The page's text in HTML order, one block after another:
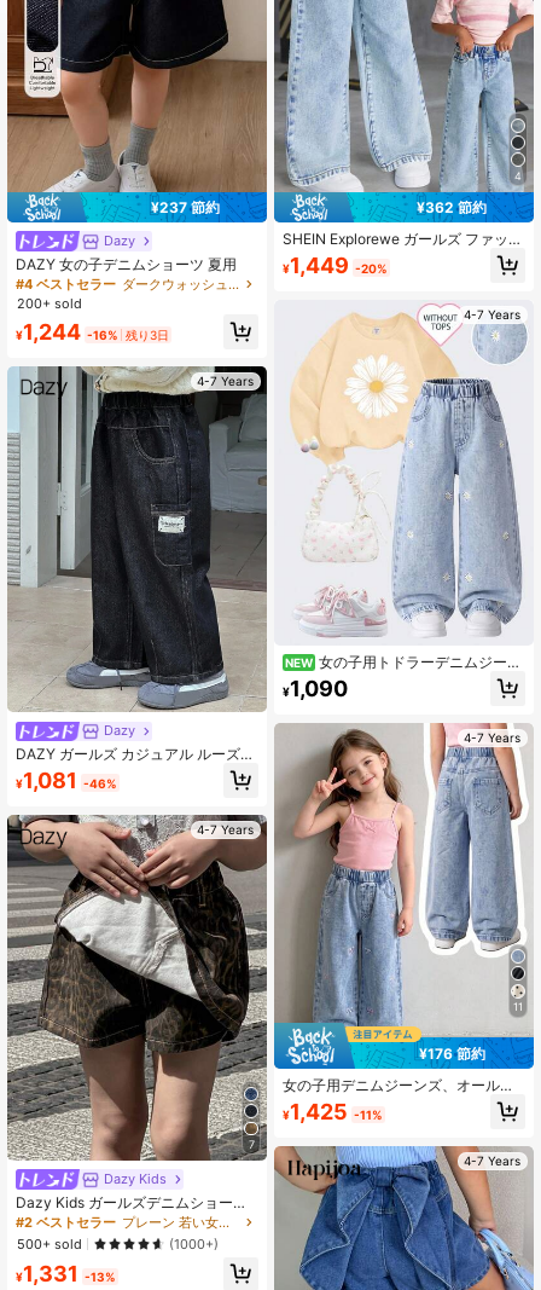
4.89
¥237 節約
Dazy
DAZY 女の子デニムショーツ 夏用
#4 ベストセラー
ダークウォッシュ ヤングガールズデニム
200+ sold
¥1,244 -16% 残り3日
4-7 Years
Dazy
DAZY ガールズ カジュアル ルーズ
ワイドレッグ 多用途 ジーンズ バギ
ーパンツ
¥1,081 -46%
4-7 Years
7
Dazy Kids
Dazy Kids ガールズデニムショー
ツ、ガールズサマー
#2 ベストセラー
プレーン 若い女の子のデニムショートパンツ
500+ sold
(1000+)
¥1,331 -13%
4
¥362 節約
SHEIN Explorewe ガールズ ファッシ
ョン ブリーチ ワイドレッグ カジュ
アル デニムジーンズ
¥1,449 -20%
4-7 Years
NEW 女の子用トドラーデニムジーン
ズ、オールシーズン新作、かわいい
カジュアルスタイル、ヴィンテージ
ンのウエストゴム、ファッショナブ
ルなストレートレッグフィット、柔
らかく快適な生地、多用途なデイリ
ーウェア、春/秋新作女の子用トドラ
ーデニムロングパンツ
¥1,090
4-7 Years
11
¥176 節約
女の子用デニムジーンズ、オールシ
ーズン新作、ファッションカジュア
ル、ヴィンテージミッドブルーデニ
イン、ホワイトとピンクの刺繍リボ
ンクラフト、ファッション、ストレ
ートレッグルーズフィット、プレミ
アムコットンデニム生地快適で肌に
優しい、デイリー多用途ファッショ
ンスタイル、オールシーズン新作女
の子用デニムジーンズ
¥1,425 -11%
4-7 Years